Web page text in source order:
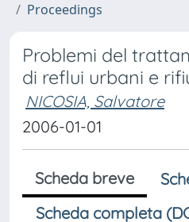
Proceedings
Problemi del
di reflui urbani e
NICOSIA, Salvatore
2006-01-01
Scheda breve
Scheda completa